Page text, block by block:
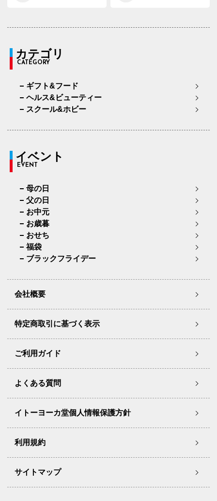
カテゴリ
CATEGORY
ギフト&フード
ヘルス&ビューティー
スクール&ホビー
イベント
EVENT
母の日
父の日
お中元
お歳暮
おせち
福袋
ブラックフライデー
会社概要
特定商取引に基づく表示
ご利用ガイド
よくある質問
イトーヨーカ堂個人情報保護方針
利用規約
サイトマップ